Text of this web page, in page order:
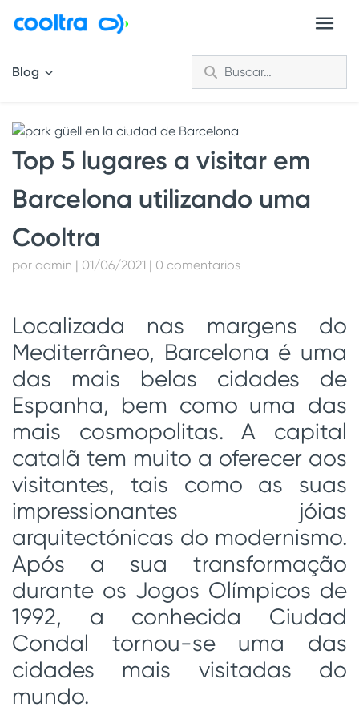
Blog
Top 5 lugares a visitar em
Barcelona utilizando uma
Cooltra
por admin | 01/06/2021 | 0 comentarios
Localizada nas margens do
Mediterrâneo, Barcelona é uma
das mais belas cidades de
Espanha, bem como uma das
mais cosmopolitas. A capital
catalã tem muito a oferecer aos
visitantes, tais como as suas
impressionantes jóias
arquitectónicas do modernismo.
Após a sua transformação
durante os Jogos Olímpicos de
1992, a conhecida Ciudad
Condal tornou-se uma das
cidades mais visitadas do
mundo.